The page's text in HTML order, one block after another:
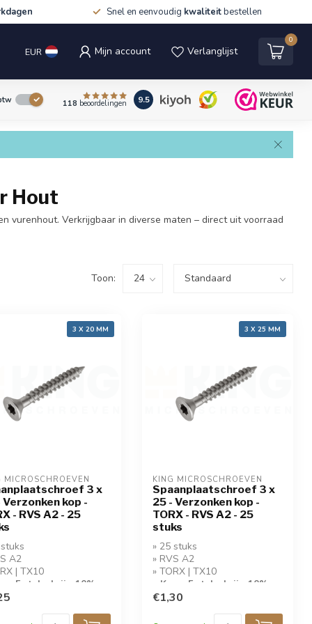
Snel en eenvoudig kwaliteitbestellen
EUR Mijn account Verlanglijst
0
118 beoordelingen 9.5
Hout
vurenhout. Verkrijgbaar in diverse maten – direct uit voorraad
Toon:
3 X 20 MM
MICROSCHROEVEN
3 x
Verzonken kop -
- RVS A2 - 25
A2
| TX10
5 stuks krijg 10%
3 X 25 MM
KING MICROSCHROEVEN
Spaanplaatschroef 3 x
25 - Verzonken kop -
TORX - RVS A2 - 25
stuks
» 25 stuks
» RVS A2
» TORX | TX10
» Koop 5 stuks krijg 10%
korting!
€1,30